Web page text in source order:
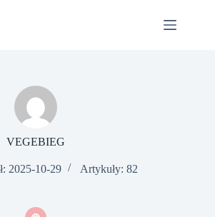
VEGEBIEG
2025-10-29 Artykuły: 82